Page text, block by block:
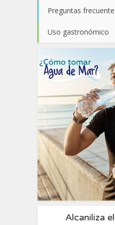
Preguntas
Uso gastronómico
Alcaniliza